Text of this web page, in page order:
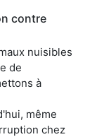
contre
nuisibles
de
à
même
chez